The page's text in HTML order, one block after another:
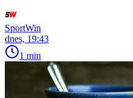
SportWin
dnes, 19:43
1 min